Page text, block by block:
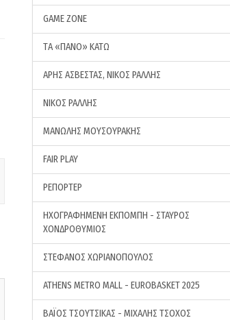
GAME ZONE
ΤA «ΠΑΝΟ» ΚΑΤΩ
ΑΡΗΣ ΑΣΒΕΣΤΑΣ, ΝΙΚΟΣ ΡΑΛΛΗΣ
ΝΙΚΟΣ ΡΑΛΛΗΣ
ΜΑΝΩΛΗΣ ΜΟΥΣΟΥΡΑΚΗΣ
FAIR PLAY
ΡΕΠΟΡΤΕΡ
ΗΧΟΓΡΑΦΗΜΕΝΗ ΕΚΠΟΜΠΗ - ΣΤΑΥΡΟΣ
ΧΟΝΔΡΟΘΥΜΙΟΣ
ΣΤΕΦΑΝΟΣ ΧΩΡΙΑΝΟΠΟΥΛΟΣ
ATHENS METRO MALL - EUROBASKET 2025
ΒΑΪΟΣ ΤΣΟΥΤΣΙΚΑΣ - ΜΙΧΑΛΗΣ ΤΣΟΧΟΣ